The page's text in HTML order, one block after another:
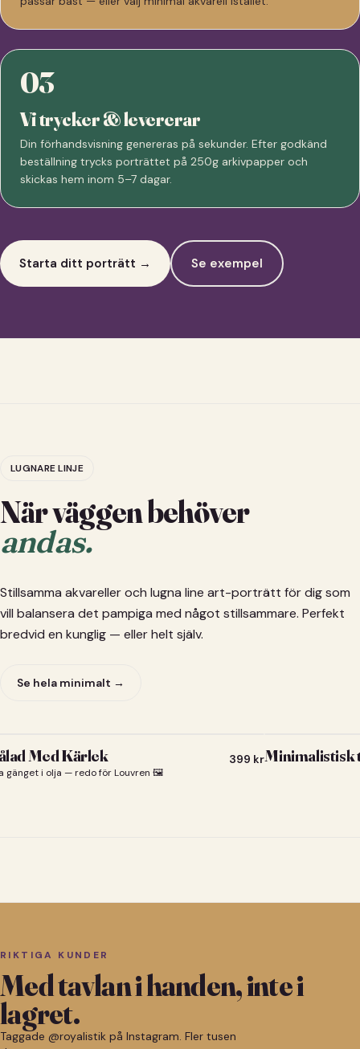
03
Vi trycker & levererar
Din förhandsvisning genereras på sekunder. Efter godkänd
beställning trycks porträttet på 250g arkivpapper och
skickas hem inom 5–7 dagar.
Starta ditt porträtt → Se exempel
LUGNARE LINJE
När väggen behöver
andas.
Stillsamma akvareller och lugna line art-porträtt för dig som
vill balansera det pampiga med något stillsammare. Perfekt
bredvid en kunglig — eller helt själv.
Se hela minimalt →
Med Kärlek
gänget i olja — redo för Louvren 🖼️
399 krMinimalistisk
RIKTIGA KUNDER
Med tavlan i handen, inte i
lagret.
Taggade @royalistik på Instagram. Fler tusen